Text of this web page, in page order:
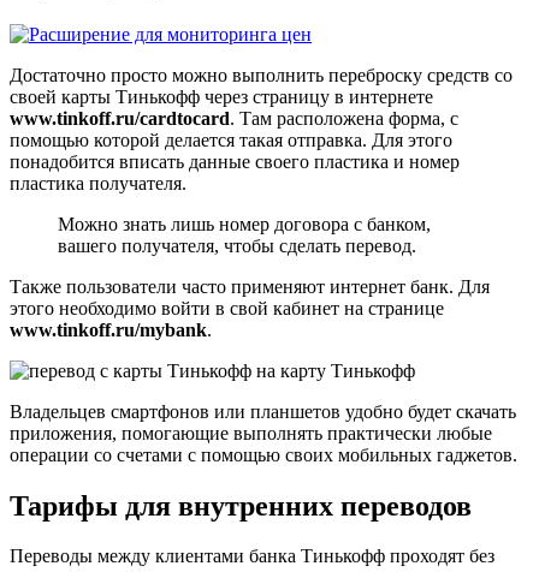
Достаточно просто можно выполнить переброску средств со
своей карты Тинькофф через страницу в интернете
www.tinkoff.ru/cardtocard. Там расположена форма, с
помощью которой делается такая отправка. Для этого
понадобится вписать данные своего пластика и номер
пластика получателя.
Можно знать лишь номер договора с банком,
вашего получателя, чтобы сделать перевод.
Также пользователи часто применяют интернет банк. Для
этого необходимо войти в свой кабинет на странице
www.tinkoff.ru/mybank.
Владельцев смартфонов или планшетов удобно будет скачать
приложения, помогающие выполнять практически любые
операции со счетами с помощью своих мобильных гаджетов.
Тарифы для внутренних переводов
Переводы между клиентами банка Тинькофф проходят без